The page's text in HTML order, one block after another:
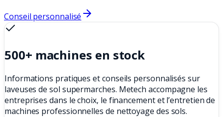
Conseil personnalisé
500+ machines en stock
Informations pratiques et conseils personnalisés sur
laveuses de sol supermarches. Metech accompagne les
entreprises dans le choix, le financement et l’entretien de
machines professionnelles de nettoyage des sols.